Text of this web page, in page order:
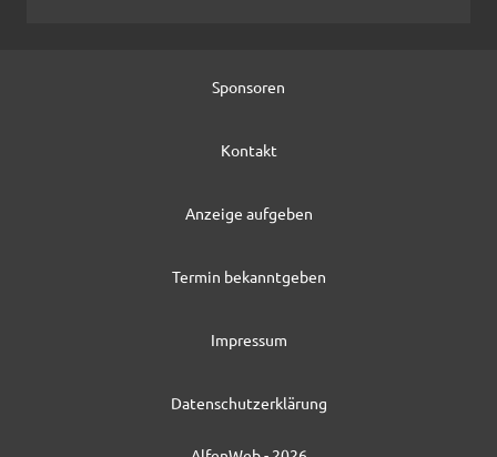
Sponsoren
Kontakt
Anzeige aufgeben
Termin bekanntgeben
Impressum
Datenschutzerklärung